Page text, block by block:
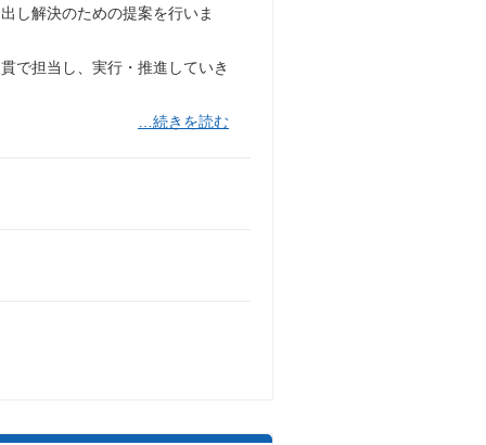
し解決のための提案を行いま
で担当し、実行・推進していき
…続きを読む